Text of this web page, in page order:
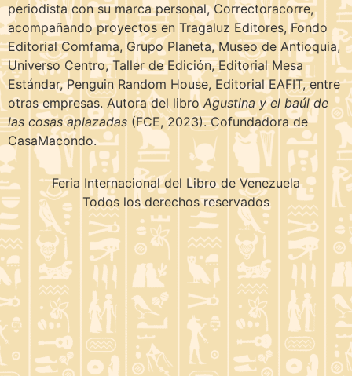
periodista con su marca personal, Correctoracorre,
acompañando proyectos en Tragaluz Editores, Fondo
Editorial Comfama, Grupo Planeta, Museo de Antioquia,
Universo Centro, Taller de Edición, Editorial Mesa
Estándar, Penguin Random House, Editorial EAFIT, entre
otras empresas. Autora del libroAgustina y el baúl de
las cosas aplazadas (FCE, 2023). Cofundadora de
CasaMacondo.
Feria Internacional del Libro de Venezuela
Todos los derechos reservados